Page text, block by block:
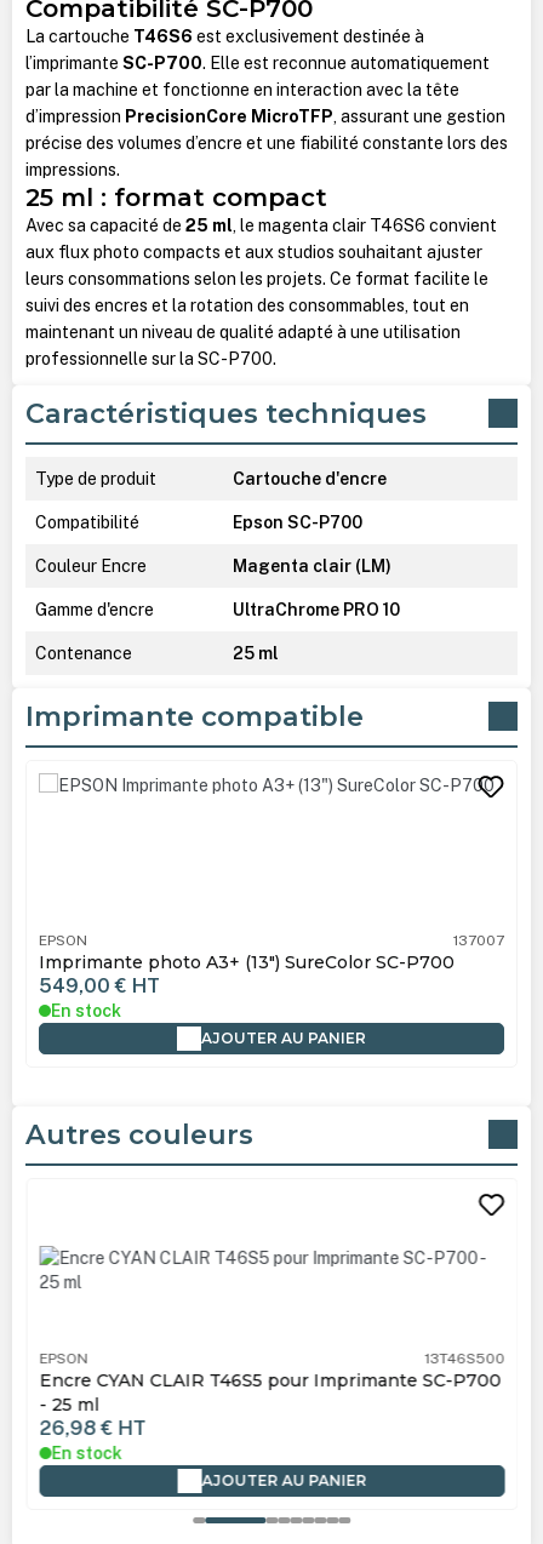
Compatibilité SC-P700
La cartouche T46S6 est exclusivement destinée à
l’imprimante SC-P700. Elle est reconnue automatiquement
par la machine et fonctionne en interaction avec la tête
d’impression PrecisionCore MicroTFP, assurant une gestion
précise des volumes d’encre et une fiabilité constante lors des
impressions.
25 ml : format compact
Avec sa capacité de 25 ml, le magenta clair T46S6 convient
aux flux photo compacts et aux studios souhaitant ajuster
leurs consommations selon les projets. Ce format facilite le
suivi des encres et la rotation des consommables, tout en
maintenant un niveau de qualité adapté à une utilisation
professionnelle sur la SC-P700.
Caractéristiques techniques
Type de produit Cartouche d'encre
Compatibilité Epson SC-P700
Couleur Encre Magenta clair (LM)
Gamme d'encre UltraChrome PRO 10
Contenance 25 ml
Imprimante compatible
Ignorer la galerie de produits
EPSON 137007
Imprimante photo A3+ (13") SureColor SC-P700
549,00 € HT
En stock
AJOUTER AU PANIER
Autres couleurs
EPSON 13T46S500
Encre CYAN CLAIR T46S5 pour Imprimante SC-P700
- 25 ml
26,98 € HT
En stock
AJOUTER AU PANIER